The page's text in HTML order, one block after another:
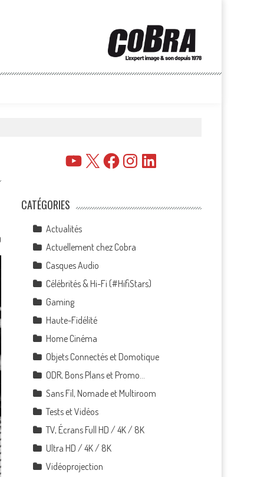
YouTube
X FacebookInstagramLinkedIn
CATÉGORIES
Actualités
Actuellement chez Cobra
Casques Audio
Célébrités & Hi-Fi (#HifiStars)
Gaming
Haute-Fidélité
Home Cinéma
Objets Connectés et Domotique
ODR, Bons Plans et Promo…
Sans Fil, Nomade et Multiroom
Tests et Vidéos
TV, Écrans Full HD / 4K / 8K
Ultra HD / 4K / 8K
Vidéoprojection